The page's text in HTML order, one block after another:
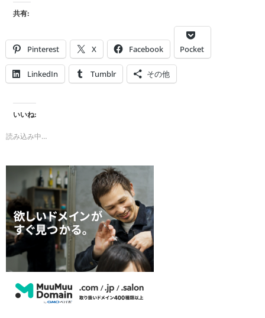
共有:
Pinterest X Facebook Pocket
LinkedIn Tumblr その他
いいね:
読み込み中…